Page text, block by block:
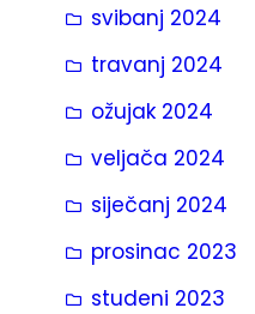
svibanj 2024
travanj 2024
ožujak 2024
veljača 2024
siječanj 2024
prosinac 2023
studeni 2023